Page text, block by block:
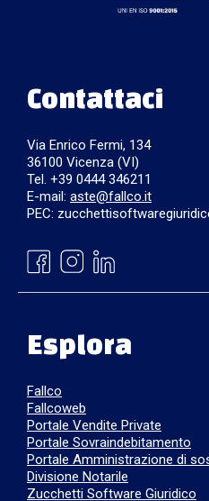
Contattaci
Via Enrico Fermi, 134
36100 Vicenza (VI)
Tel. +39 0444 346211
E-mail: aste@fallco.it
PEC:
Esplora
Fallco
Fallcoweb
Portale Vendite Private
Portale Sovraindebitamento
Portale Amministrazione di
Divisione Notarile
Zucchetti Software Giuridico